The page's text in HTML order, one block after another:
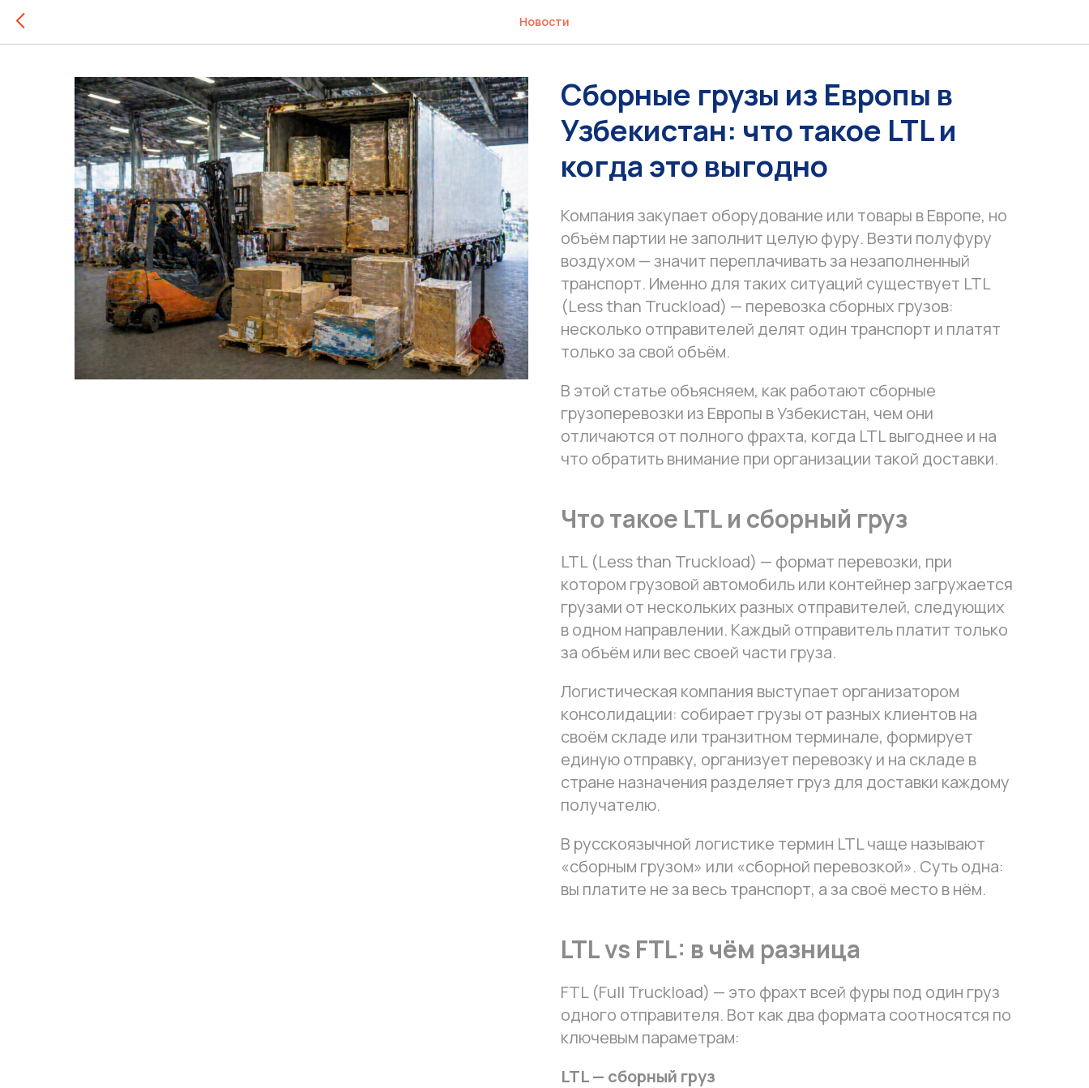
Новости
Сборные грузы из Европы в
Узбекистан: что такое LTL и
когда это выгодно
Компания закупает оборудование или товары в Европе, но
объём партии не заполнит целую фуру. Везти полуфуру
воздухом — значит переплачивать за незаполненный
транспорт. Именно для таких ситуаций существует LTL
(Less than Truckload) — перевозка сборных грузов:
несколько отправителей делят один транспорт и платят
только за свой объём.
В этой статье объясняем, как работают сборные
грузоперевозки из Европы в Узбекистан, чем они
отличаются от полного фрахта, когда LTL выгоднее и на
что обратить внимание при организации такой доставки.
Что такое LTL и сборный груз
LTL (Less than Truckload) — формат перевозки, при
котором грузовой автомобиль или контейнер загружается
грузами от нескольких разных отправителей, следующих
в одном направлении. Каждый отправитель платит только
за объём или вес своей части груза.
Логистическая компания выступает организатором
консолидации: собирает грузы от разных клиентов на
своём складе или транзитном терминале, формирует
единую отправку, организует перевозку и на складе в
стране назначения разделяет груз для доставки каждому
получателю.
В русскоязычной логистике термин LTL чаще называют
«сборным грузом» или «сборной перевозкой». Суть одна:
вы платите не за весь транспорт, а за своё место в нём.
LTL vs FTL: в чём разница
FTL (Full Truckload) — это фрахт всей фуры под один груз
одного отправителя. Вот как два формата соотносятся по
ключевым параметрам:
LTL — сборный груз